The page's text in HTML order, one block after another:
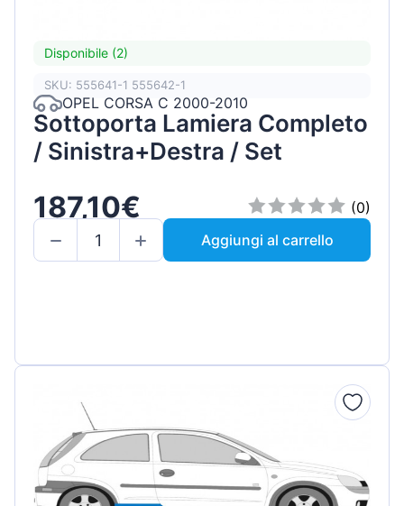
Disponibile (2)
SKU: 555641-1 555642-1
OPEL CORSA C 2000-2010
Sottoporta Lamiera Completo
/ Sinistra+Destra / Set
187,10€
(0)
Aggiungi al carrello